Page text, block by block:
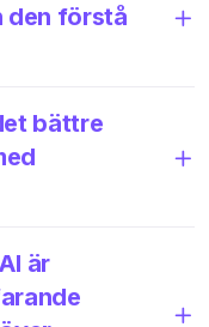
den förstå
bättre
är